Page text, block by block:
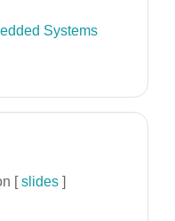
SystemsΑρχείο
[slides ]